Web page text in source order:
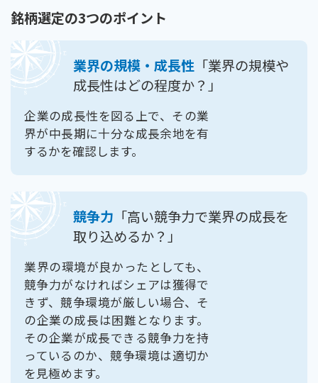
銘柄選定の3つのポイント
業界の規模・成長性 「業界の規模や
成長性はどの程度か？」
企業の成長性を図る上で、その業
界が中長期に十分な成長余地を有
するかを確認します。
競争力 「高い競争力で業界の成長を
取り込めるか？」
業界の環境が良かったとしても、
競争力がなければシェアは獲得で
きず、競争環境が厳しい場合、そ
の企業の成長は困難となります。
その企業が成長できる競争力を持
っているのか、競争環境は適切か
を見極めます。